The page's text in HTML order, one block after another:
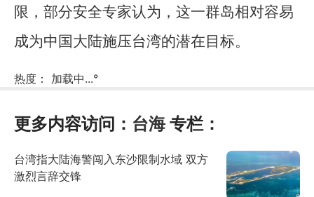
限，部分安全专家认为，这一群岛相对容易
成为中国大陆施压台湾的潜在目标。
热度： 加载中...°
更多内容访问： 台海专栏：
台湾指大陆海警闯入东沙限制水域 双方
激烈言辞交锋